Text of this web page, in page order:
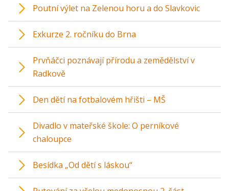
Poutní výlet na Zelenou horu a do Slavkovic
Exkurze 2. ročníku do Brna
Prvňáčci poznávají přírodu a zemědělství v
Radkově
Den dětí na fotbalovém hřišti – MŠ
Divadlo v mateřské škole: O perníkové
chaloupce
Besídka „Od dětí s láskou“